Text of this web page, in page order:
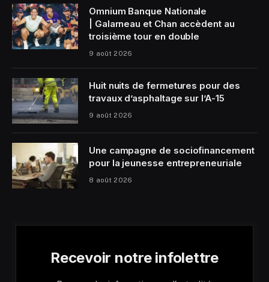
Omnium Banque Nationale
| Galarneau et Chan accèdent au
troisième tour en double
9 août 2026
Huit nuits de fermetures pour des
travaux d’asphaltage sur l’A-15
9 août 2026
Une campagne de sociofinancement
pour la jeunesse entrepreneuriale
8 août 2026
Recevoir notre infolettre